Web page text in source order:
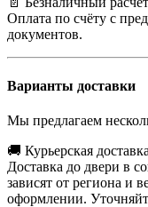
Оплата по счёту с
документов.
Варианты доставки
Мы предлагаем
🚚 Курьерская доставка
Доставка до двери в
зависят от региона и
оформлении.